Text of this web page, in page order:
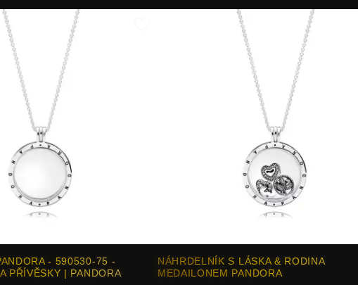
- 590530-75 -
PŘÍVĚSKY | PANDORA
NÁHRDELNÍK S LÁSKA & RODINA
MEDAILONEM PANDORA